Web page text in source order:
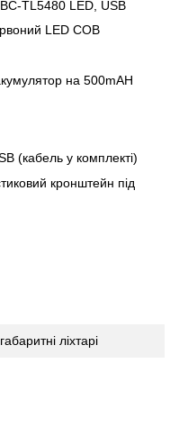
BC-TL5480 LED, USB
LED COB
на 500mAH
(кабель у комплекті)
кронштейн під
ліхтарі